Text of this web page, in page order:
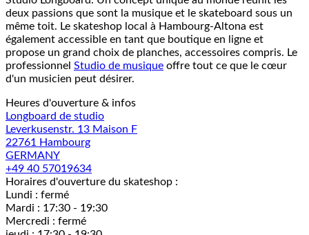
deux passions que sont la musique et le skateboard sous un
même toit. Le skateshop local à Hambourg-Altona est
également accessible en tant que boutique en ligne et
propose un grand choix de planches, accessoires compris. Le
professionnel Studio de musique offre tout ce que le cœur
d'un musicien peut désirer.
Heures d'ouverture & infos
Longboard de studio
Leverkusenstr. 13 Maison F
22761 Hambourg
GERMANY
+49 40 57019634
Horaires d'ouverture du skateshop :
Lundi : fermé
Mardi : 17:30 - 19:30
Mercredi : fermé